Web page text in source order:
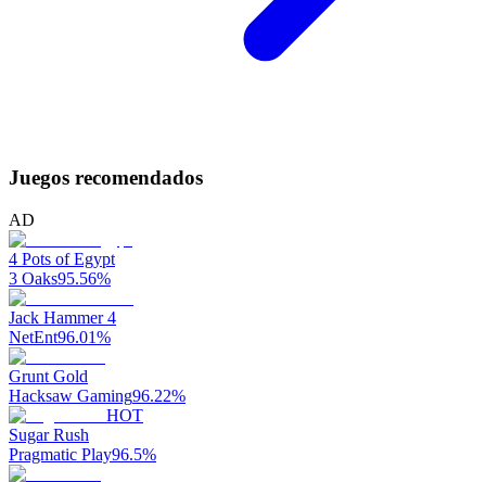
Juegos recomendados
AD
4 Pots of Egypt
3 Oaks95.56%
Jack Hammer 4
NetEnt96.01%
Grunt Gold
Hacksaw Gaming96.22%
HOT
Sugar Rush
Pragmatic Play96.5%